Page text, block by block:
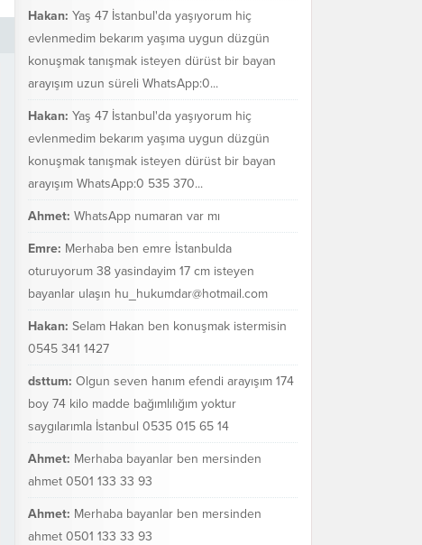
Hakan: Yaş 47 İstanbul'da yaşıyorum hiç
evlenmedim bekarım yaşıma uygun düzgün
konuşmak tanışmak isteyen dürüst bir bayan
arayışım uzun süreli WhatsApp:0...
Hakan: Yaş 47 İstanbul'da yaşıyorum hiç
evlenmedim bekarım yaşıma uygun düzgün
konuşmak tanışmak isteyen dürüst bir bayan
arayışım WhatsApp:0 535 370...
Ahmet: WhatsApp numaran var mı
Emre: Merhaba ben emre İstanbulda
oturuyorum 38 yasindayim 17 cm isteyen
bayanlar ulaşın hu_hukumdar@hotmail.com
Hakan: Selam Hakan ben konuşmak istermisin
0545 341 1427
dsttum: Olgun seven hanım efendi arayışım 174
boy 74 kilo madde bağımlılığım yoktur
saygılarımla İstanbul 0535 015 65 14
Ahmet: Merhaba bayanlar ben mersinden
ahmet 0501 133 33 93
Ahmet: Merhaba bayanlar ben mersinden
ahmet 0501 133 33 93